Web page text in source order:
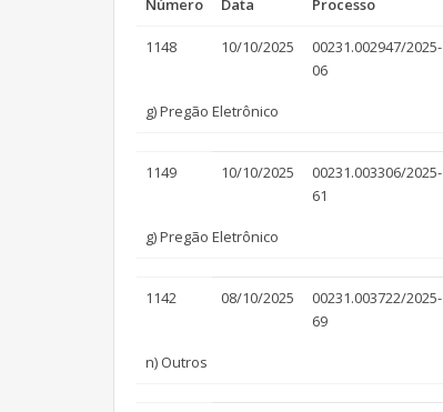
Número Data Processo
1148 10/10/2025
00231.002947/2025-
06
g) Pregão Eletrônico
1149 10/10/2025
00231.003306/2025-
61
g) Pregão Eletrônico
1142 08/10/2025
00231.003722/2025-
69
n) Outros